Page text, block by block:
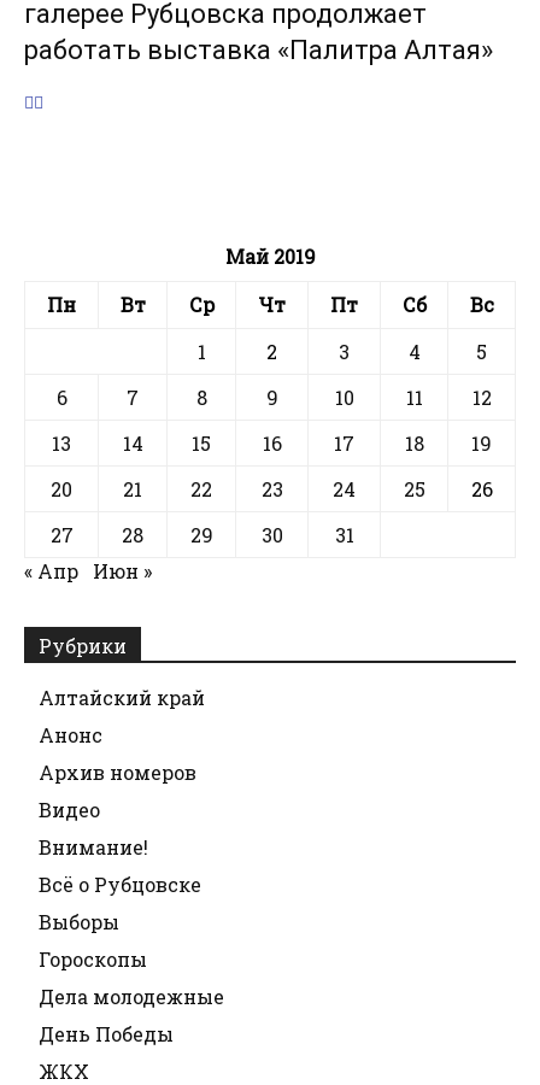
галерее Рубцовска продолжает
работать выставка «Палитра Алтая»
Май 2019
Пн
Вт Ср Чт Пт Сб
Вс
1
2 3 4
5
6
7 8 9 10 11
12
13
14 15 16 17 18
19
20
21 22 23 24 25
26
27
28 29 30
31
« Апр
Июн »
Рубрики
Алтайский край
Анонс
Архив номеров
Видео
Внимание!
Всё о Рубцовске
Выборы
Гороскопы
Дела молодежные
День Победы
ЖКХ